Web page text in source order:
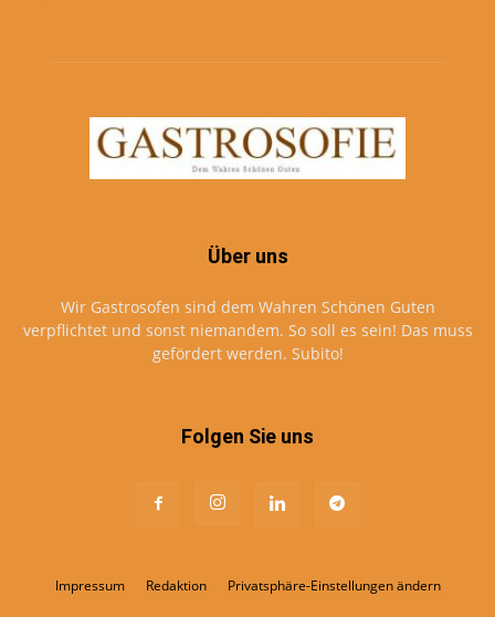
Über uns
Wir Gastrosofen sind dem Wahren Schönen Guten
verpflichtet und sonst niemandem. So soll es sein! Das muss
gefördert werden. Subito!
Folgen Sie uns
Impressum Redaktion Privatsphäre-Einstellungen ändern